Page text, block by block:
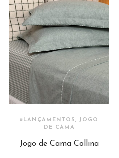
#LANÇAMENTOS, JOGO
DE CAMA
Jogo de Cama Collina